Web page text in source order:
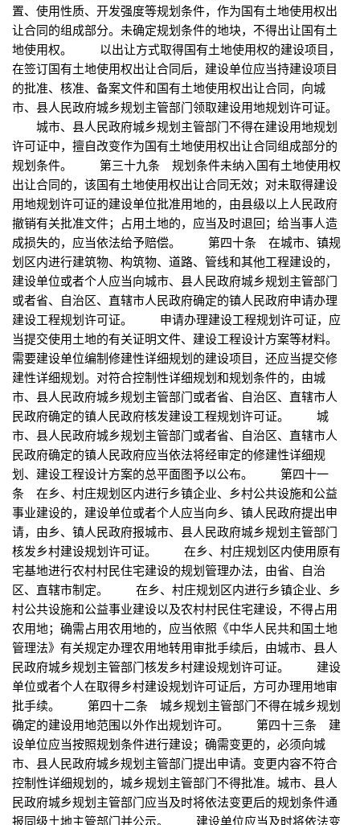
置、使用性质、开发强度等规划条件，作为国有土地使用权出
让合同的组成部分。未确定规划条件的地块，不得出让国有土
地使用权。 以出让方式取得国有土地使用权的建设项目，
在签订国有土地使用权出让合同后，建设单位应当持建设项目
的批准、核准、备案文件和国有土地使用权出让合同，向城
市、县人民政府城乡规划主管部门领取建设用地规划许可证。
城市、县人民政府城乡规划主管部门不得在建设用地规划
许可证中，擅自改变作为国有土地使用权出让合同组成部分的
规划条件。 第三十九条 规划条件未纳入国有土地使用权
出让合同的，该国有土地使用权出让合同无效；对未取得建设
用地规划许可证的建设单位批准用地的，由县级以上人民政府
撤销有关批准文件；占用土地的，应当及时退回；给当事人造
成损失的，应当依法给予赔偿。 第四十条 在城市、镇规
划区内进行建筑物、构筑物、道路、管线和其他工程建设的，
建设单位或者个人应当向城市、县人民政府城乡规划主管部门
或者省、自治区、直辖市人民政府确定的镇人民政府申请办理
建设工程规划许可证。 申请办理建设工程规划许可证，应
当提交使用土地的有关证明文件、建设工程设计方案等材料。
需要建设单位编制修建性详细规划的建设项目，还应当提交修
建性详细规划。对符合控制性详细规划和规划条件的，由城
市、县人民政府城乡规划主管部门或者省、自治区、直辖市人
民政府确定的镇人民政府核发建设工程规划许可证。 城
市、县人民政府城乡规划主管部门或者省、自治区、直辖市人
民政府确定的镇人民政府应当依法将经审定的修建性详细规
划、建设工程设计方案的总平面图予以公布。 第四十一
条 在乡、村庄规划区内进行乡镇企业、乡村公共设施和公益
事业建设的，建设单位或者个人应当向乡、镇人民政府提出申
请，由乡、镇人民政府报城市、县人民政府城乡规划主管部门
核发乡村建设规划许可证。 在乡、村庄规划区内使用原有
宅基地进行农村村民住宅建设的规划管理办法，由省、自治
区、直辖市制定。 在乡、村庄规划区内进行乡镇企业、乡
村公共设施和公益事业建设以及农村村民住宅建设，不得占用
农用地；确需占用农用地的，应当依照《中华人民共和国土地
管理法》有关规定办理农用地转用审批手续后，由城市、县人
民政府城乡规划主管部门核发乡村建设规划许可证。 建设
单位或者个人在取得乡村建设规划许可证后，方可办理用地审
批手续。 第四十二条 城乡规划主管部门不得在城乡规划
确定的建设用地范围以外作出规划许可。 第四十三条 建
设单位应当按照规划条件进行建设；确需变更的，必须向城
市、县人民政府城乡规划主管部门提出申请。变更内容不符合
控制性详细规划的，城乡规划主管部门不得批准。城市、县人
民政府城乡规划主管部门应当及时将依法变更后的规划条件通
报同级土地主管部门并公示。 建设单位应当及时将依法变